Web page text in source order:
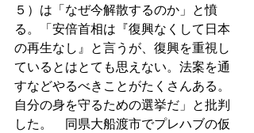
５）は「なぜ今解散するのか」と憤
る。「安倍首相は『復興なくして日本
の再生なし』と言うが、復興を重視し
ているとはとても思えない。法案を通
すなどやるべきことがたくさんある。
自分の身を守るための選挙だ」と批判
した。　同県大船渡市でプレハブの仮